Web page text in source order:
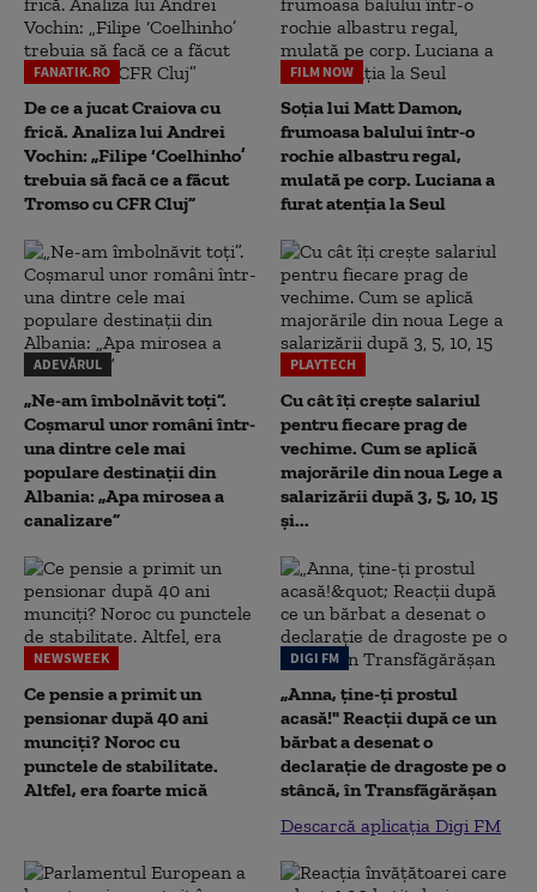
FANATIK.RO
De ce a jucat Craiova cu
frică. Analiza lui Andrei
Vochin: „Filipe ‘Coelhinho’
trebuia să facă ce a făcut
Tromso cu CFR Cluj”
FILM NOW
Soția lui Matt Damon,
frumoasa balului într-o
rochie albastru regal,
mulată pe corp. Luciana a
furat atenția la Seul
ADEVĂRUL
„Ne-am îmbolnăvit toți”.
Coșmarul unor români într-
una dintre cele mai
populare destinații din
Albania: „Apa mirosea a
canalizare”
PLAYTECH
Cu cât îți crește salariul
pentru fiecare prag de
vechime. Cum se aplică
majorările din noua Lege a
salarizării după 3, 5, 10, 15
și...
NEWSWEEK
Ce pensie a primit un
pensionar după 40 ani
munciți? Noroc cu
punctele de stabilitate.
Altfel, era foarte mică
DIGI FM
„Anna, ţine-ţi prostul
acasă!" Reacţii după ce un
bărbat a desenat o
declaraţie de dragoste pe o
stâncă, în Transfăgărăşan
Descarcă aplicația Digi FM